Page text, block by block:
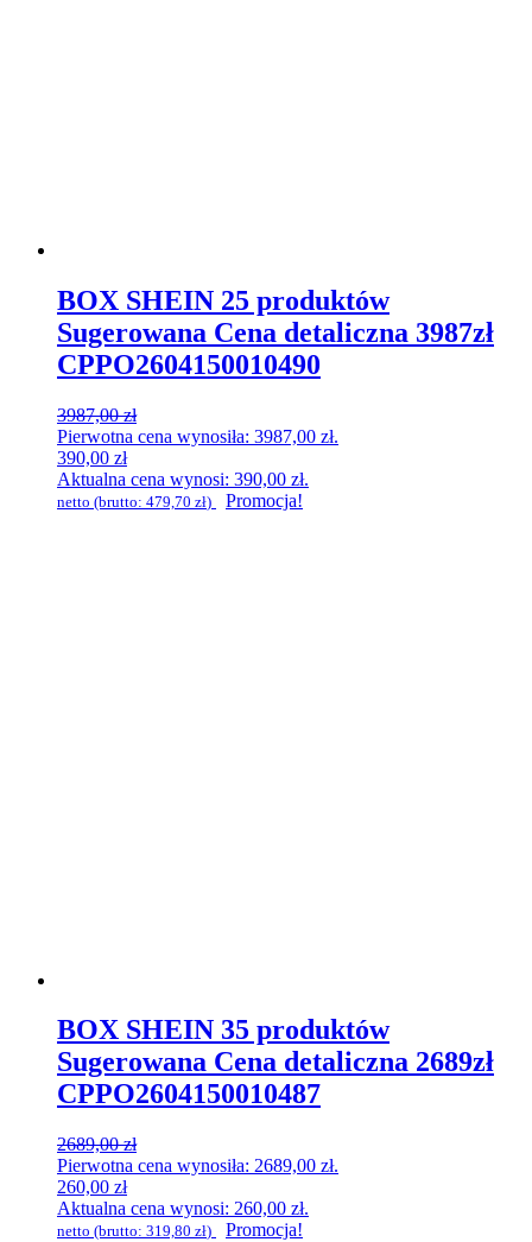
BOX SHEIN 25 produktów
Sugerowana Cena detaliczna 3987zł
CPPO2604150010490
3987,00zł
Pierwotna cena wynosiła: 3987,00 zł.
390,00 zł
Aktualna cena wynosi: 390,00 zł.
netto (brutto: 479,70 zł) Promocja!
BOX SHEIN 35 produktów
Sugerowana Cena detaliczna 2689zł
CPPO2604150010487
2689,00zł
Pierwotna cena wynosiła: 2689,00 zł.
260,00 zł
Aktualna cena wynosi: 260,00 zł.
netto (brutto: 319,80 zł) Promocja!